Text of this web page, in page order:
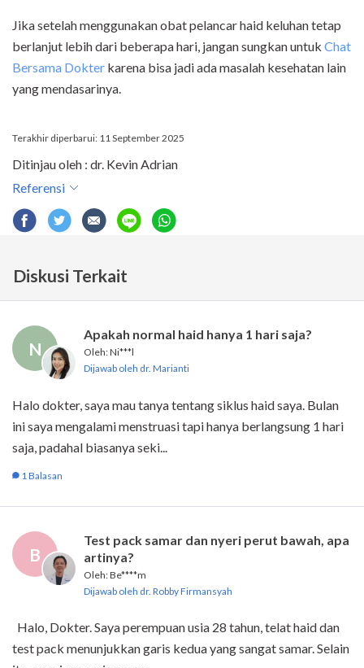
Jika setelah menggunakan obat pelancar haid keluhan tetap
berlanjut lebih dari beberapa hari, jangan sungkan untuk Chat
Bersama Dokter karena bisa jadi ada masalah kesehatan lain
yang mendasarinya.
Terakhir diperbarui: 11 September 2025